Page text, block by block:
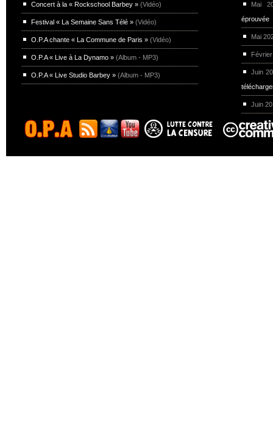
Concert à la « Rockschool Barbey » (Vidéo)
Festival « La Semaine Sans Télé » (Vidéo)
O.P.A chante « La Commune de Paris » (Vidéo)
O.P.A « Live à La Dynamo » (Album - MP3)
O.P.A « Live Studio Barbey » (Album - MP3)
Mai
éprouvée
Mai
Juin
Juin